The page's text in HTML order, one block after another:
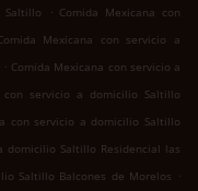
. Comida Mexicana con
Mexicana con servicio a
. Comida Mexicana con servicio a
con servicio a domicilio Saltillo
con servicio a domicilio Saltillo
domicilio Saltillo Residencial las
Saltillo Balcones de Morelos .